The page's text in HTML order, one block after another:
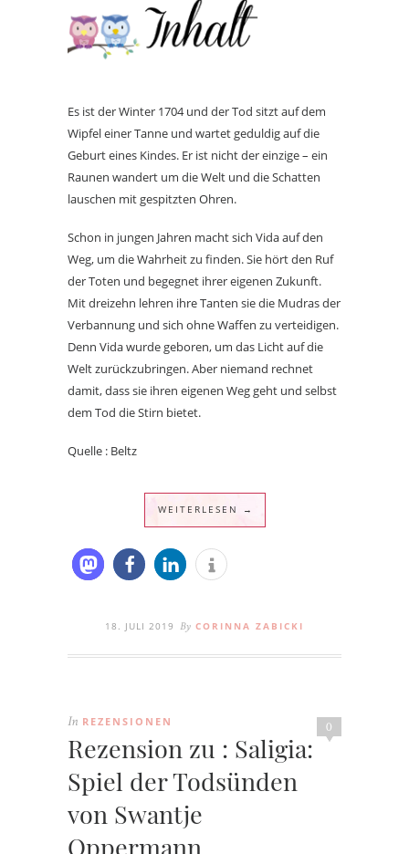
Es ist der Winter 1704 und der Tod sitzt auf dem
Wipfel einer Tanne und wartet geduldig auf die
Geburt eines Kindes. Er ist nicht der einzige – ein
Raunen wandert um die Welt und die Schatten
lauschen mit gespitzten Ohren.
Schon in jungen Jahren macht sich Vida auf den
Weg, um die Wahrheit zu finden. Sie hört den Ruf
der Toten und begegnet ihrer eigenen Zukunft.
Mit dreizehn lehren ihre Tanten sie die Mudras der
Verbannung und sich ohne Waffen zu verteidigen.
Denn Vida wurde geboren, um das Licht auf die
Welt zurückzubringen. Aber niemand rechnet
damit, dass sie ihren eigenen Weg geht und selbst
dem Tod die Stirn bietet.
Quelle : Beltz
WEITERLESEN →
18. JULI 2019 By CORINNA ZABICKI
0
In REZENSIONEN
Rezension zu : Saligia:
Spiel der Todsünden
von Swantje
Oppermann